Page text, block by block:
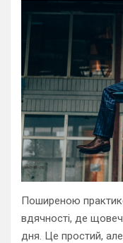
Поширеною
вдячності, де
дня. Це простий,